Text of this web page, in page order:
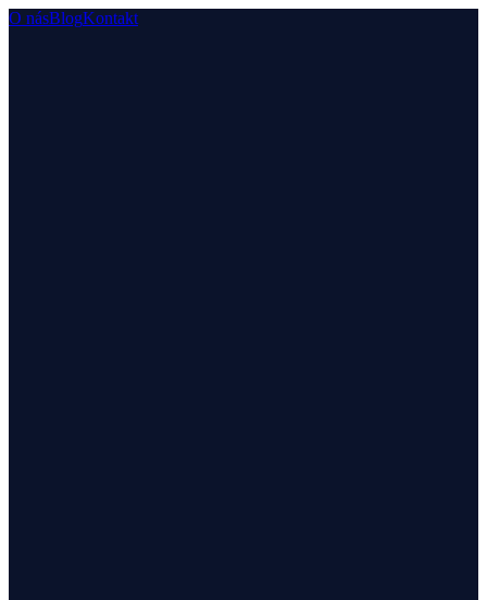
O násBlogKontakt